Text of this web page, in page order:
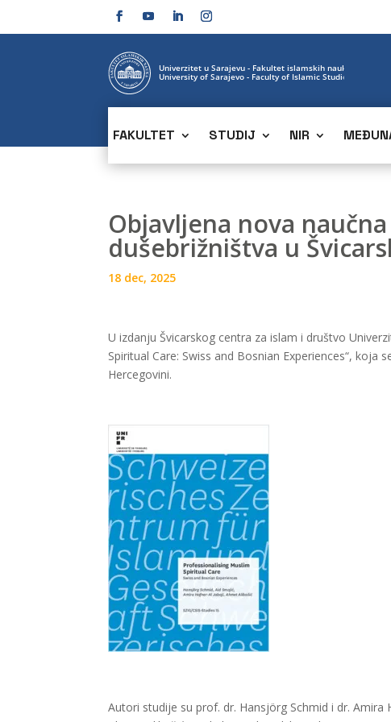
FAKULTET STUDIJ NIR
Objavljena nova
dušebrižništva u
18 dec, 2025
U izdanju Švicarskog centra za islam i društvo
Spiritual Care: Swiss and Bosnian Experiences“,
Hercegovini.
Autori studije su prof. dr. Hansjörg Schmid i dr.